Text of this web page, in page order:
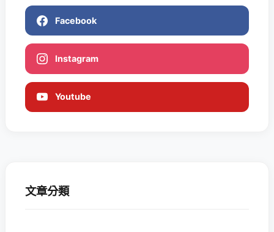
Facebook
Instagram
Youtube
文章分類